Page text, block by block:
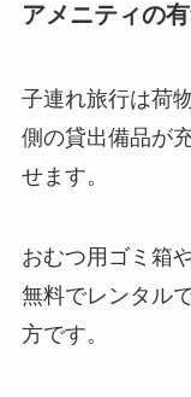
アメニティの
子連れ旅行は荷
側の貸出備品が
せます。
おむつ用ゴミ箱
無料でレンタル
方です。